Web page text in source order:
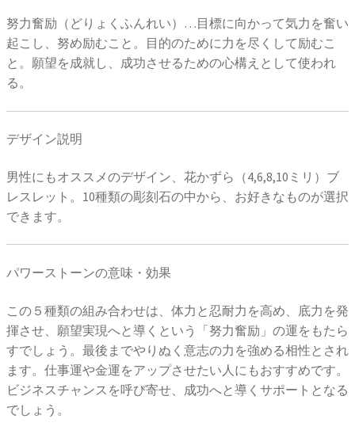
努力奮励（どりょくふんれい）…目標に向かって気力を奮い
起こし、努め励むこと。目的のために力を尽くして励むこ
と。願望を成就し、成功させるための心構えとして使われ
る。
デザイン説明
男性にもオススメのデザイン、花かずら（4,6,8,10ミリ）ブ
レスレット。10種類の彫刻石の中から、お好きなものが選択
できます。
パワーストーンの意味・効果
この５種類の組み合わせは、体力と忍耐力を高め、底力を発
揮させ、願望実現へと導くという「努力奮励」の運をもたら
すでしょう。最後までやりぬく意志の力を強める相性とされ
ます。仕事運や金運をアップさせたい人にもおすすめです。
ビジネスチャンスを呼び寄せ、成功へと導くサポートとなる
でしょう。